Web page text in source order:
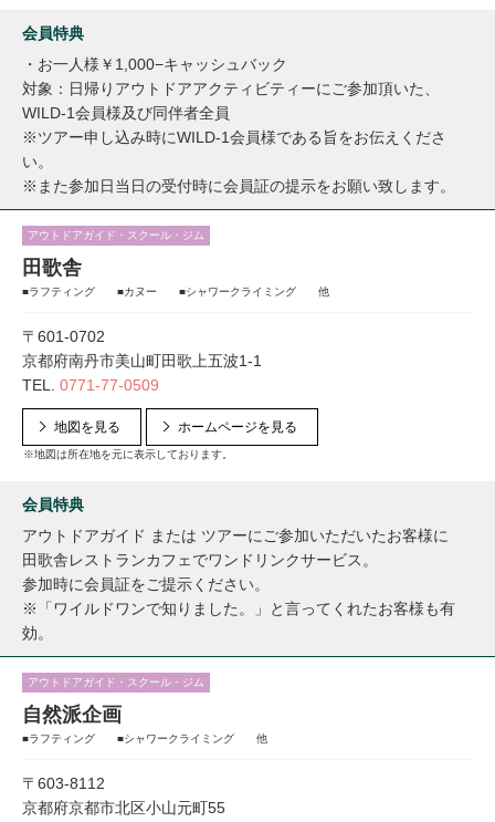
会員特典
・お一人様￥1,000−キャッシュバック
対象：日帰りアウトドアアクティビティーにご参加頂いた、
WILD-1会員様及び同伴者全員
※ツアー申し込み時にWILD-1会員様である旨をお伝えくださ
い。
※また参加日当日の受付時に会員証の提示をお願い致します。
アウトドアガイド・スクール・ジム
田歌舎
■ラフティング ■カヌー ■シャワークライミング 他
〒601-0702
京都府南丹市美山町田歌上五波1-1
TEL. 0771-77-0509
地図を見る
※地図は所在地を元に表示しております。
ホームページを見る
会員特典
アウトドアガイド または ツアーにご参加いただいたお客様に
田歌舎レストランカフェでワンドリンクサービス。
参加時に会員証をご提示ください。
※「ワイルドワンで知りました。」と言ってくれたお客様も有
効。
アウトドアガイド・スクール・ジム
自然派企画
■ラフティング ■シャワークライミング 他
〒603-8112
京都府京都市北区小山元町55